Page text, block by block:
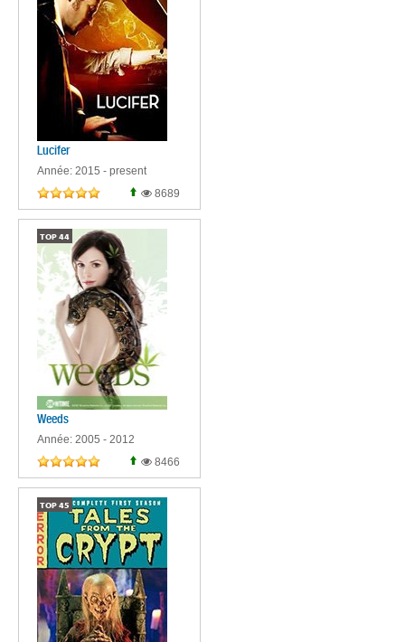
Lucifer
Année: 2015 - present
8689
TOP 44
Weeds
Année: 2005 - 2012
8466
TOP 45